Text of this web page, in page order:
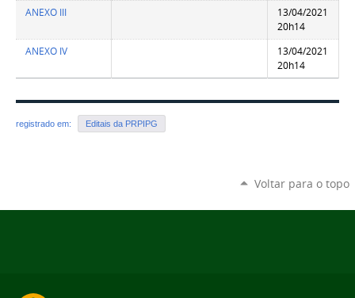
ANEXO III
13/04/2021
20h14
ANEXO IV
13/04/2021
20h14
registrado em: Editais da PRPIPG
Voltar para o topo